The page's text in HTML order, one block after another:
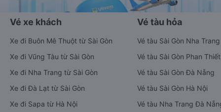
Vé xe khách
Xe đi Buôn Mê Thuột từ Sài Gòn
Xe đi Vũng Tàu từ Sài Gòn
Xe đi Nha Trang từ Sài Gòn
Xe đi Đà Lạt từ Sài Gòn
Xe đi Sapa từ Hà Nội
Vé tàu hỏa
Vé tàu Sài Gòn Nha Trang
Vé tàu Sài Gòn Phan Thiết
Vé tàu Sài Gòn Đà Nẵng
Vé tàu Sài Gòn Hà Nội
Vé tàu Nha Trang Đà